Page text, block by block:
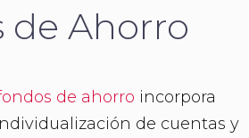
de Ahorro
de ahorro incorpora
de cuentas y